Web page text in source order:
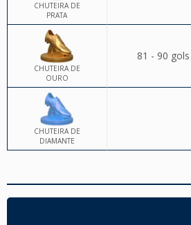
CHUTEIRA DE
PRATA
CHUTEIRA DE
OURO
81 - 90 gols
CHUTEIRA DE
DIAMANTE